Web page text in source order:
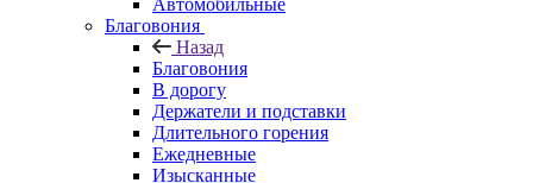
Автомобильные
Благовония
Назад
Благовония
В дорогу
Держатели и подставки
Длительного горения
Ежедневные
Изысканные